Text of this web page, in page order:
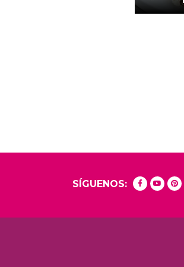
SÍGUENOS: